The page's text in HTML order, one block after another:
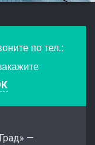
по тел.:
—